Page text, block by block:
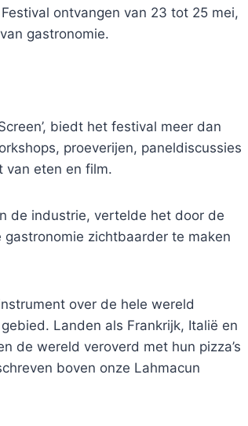
ontvangen van 23 tot 25 mei,
gastronomie.
biedt het festival meer dan
proeverijen, paneldiscussies
van eten en film.
de industrie, vertelde het door de
zichtbaarder te maken
over de hele wereld
Landen als Frankrijk, Italië en
de wereld veroverd met hun pizza’s
boven onze Lahmacun